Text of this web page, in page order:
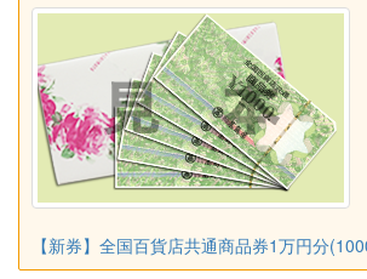
【新券】全国百貨店共通商品券1万円分